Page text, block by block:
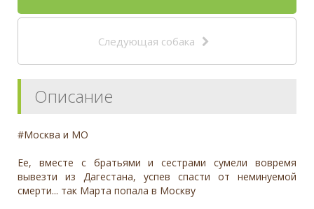
Следующая собака
Описание
#Москва и МО
Ее, вместе с братьями и сестрами сумели вовремя
вывезти из Дагестана, успев спасти от неминуемой
смерти... так Марта попала в Москву